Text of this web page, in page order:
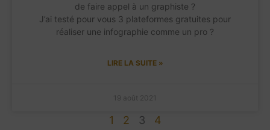
de faire appel à un graphiste ?
J’ai testé pour vous 3 plateformes gratuites pour
réaliser une infographie comme un pro ?
LIRE LA SUITE »
19 août 2021
1 2 3 4